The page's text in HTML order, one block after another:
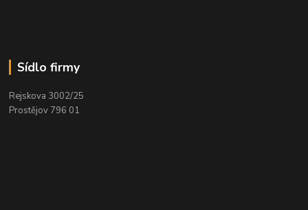
Sídlo firmy
Rejskova 3002/25
Prostějov 796 01